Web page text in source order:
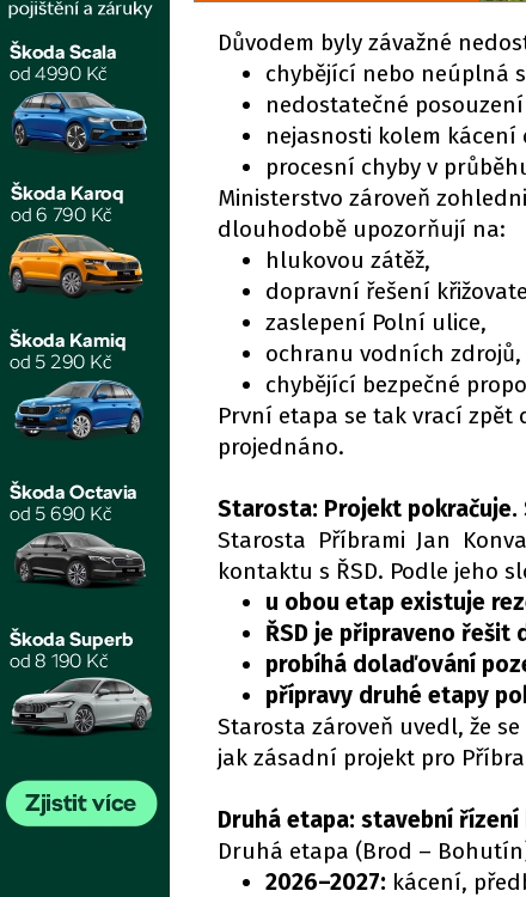
Důvodem byly závažné
chybějící nebo neúplná
nedostatečné
nejasnosti kolem
procesní chyby v
Ministerstvo zároveň
dlouhodobě upozorňují na:
hlukovou zátěž,
dopravní řešení
zaslepení Polní ulice,
ochranu vodních zdrojů,
chybějící bezpečné
První etapa se tak vrací
projednáno.
Starosta: Projekt pokračuje.
Starosta Příbrami Jan
kontaktu s ŘSD. Podle jeho
u obou etap existuje
ŘSD je připraveno řešit
probíhá dolaďování
přípravy druhé etapy
Starosta zároveň uvedl, že
jak zásadní projekt pro
Druhá etapa: stavební
Druhá etapa (Brod –
2026–2027: kácení,